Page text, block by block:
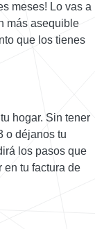
meses! Lo vas a
más asequible
que los tienes
hogar. Sin tener
o déjanos tu
los pasos que
en tu factura de